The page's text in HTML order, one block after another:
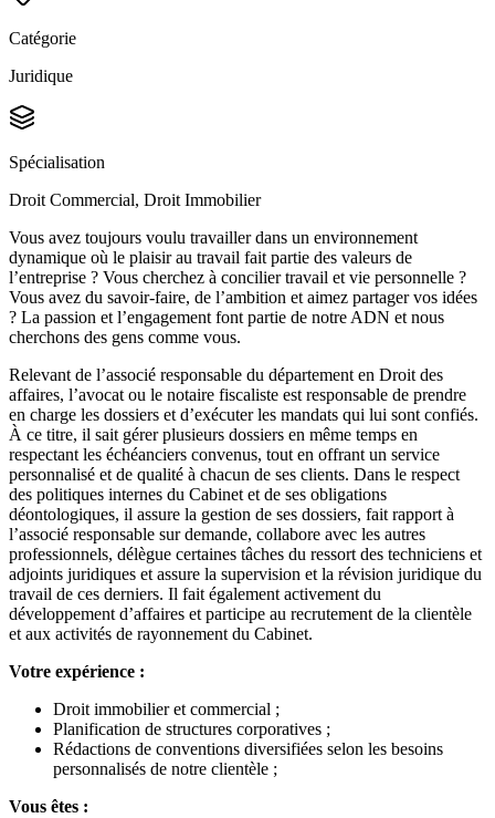
Catégorie
Juridique
Spécialisation
Droit Commercial, Droit Immobilier
Vous avez toujours voulu travailler dans un environnement
dynamique où le plaisir au travail fait partie des valeurs de
l’entreprise ? Vous cherchez à concilier travail et vie personnelle ?
Vous avez du savoir-faire, de l’ambition et aimez partager vos idées
? La passion et l’engagement font partie de notre ADN et nous
cherchons des gens comme vous.
Relevant de l’associé responsable du département en Droit des
affaires, l’avocat ou le notaire fiscaliste est responsable de prendre
en charge les dossiers et d’exécuter les mandats qui lui sont confiés.
À ce titre, il sait gérer plusieurs dossiers en même temps en
respectant les échéanciers convenus, tout en offrant un service
personnalisé et de qualité à chacun de ses clients. Dans le respect
des politiques internes du Cabinet et de ses obligations
déontologiques, il assure la gestion de ses dossiers, fait rapport à
l’associé responsable sur demande, collabore avec les autres
professionnels, délègue certaines tâches du ressort des techniciens et
adjoints juridiques et assure la supervision et la révision juridique du
travail de ces derniers. Il fait également activement du
développement d’affaires et participe au recrutement de la clientèle
et aux activités de rayonnement du Cabinet.
Votre expérience :
Droit immobilier et commercial ;
Planification de structures corporatives ;
Rédactions de conventions diversifiées selon les besoins
personnalisés de notre clientèle ;
Vous êtes :